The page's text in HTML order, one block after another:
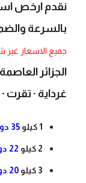
​نقدم ارخص
بالسرعة
جميع الاسعار غير
الجزائر
غرداية · تقرت
1 كيلو 35 دولار
2 كيلو 22 دولار
3 كيلو 20 دولار